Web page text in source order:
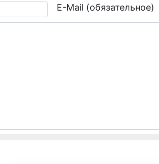
E-Mail (обязательное)